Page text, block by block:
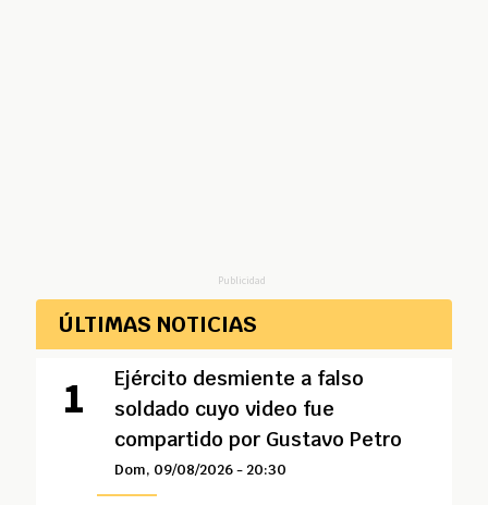
Publicidad
ÚLTIMAS NOTICIAS
Ejército desmiente a falso
soldado cuyo video fue
compartido por Gustavo Petro
Dom, 09/08/2026 - 20:30